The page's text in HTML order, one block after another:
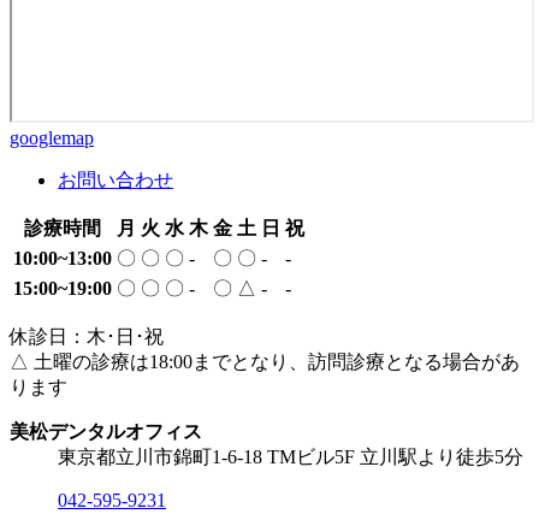
googlemap
お問い合わせ
診療時間 月 火 水 木 金 土 日 祝
10:00~13:00 〇 〇 〇 - 〇 〇 -
-
15:00~19:00 〇 〇 〇 - 〇 △ - -
休診日：木･日･祝
△ 土曜の診療は18:00までとなり、訪問診療となる場合があ
ります
美松デンタルオフィス
東京都立川市錦町1-6-18 TMビル5F 立川駅より徒歩5分
042-595-9231